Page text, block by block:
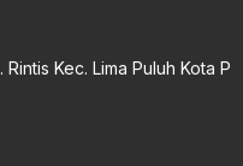
Kec. Lima Puluh Kota P